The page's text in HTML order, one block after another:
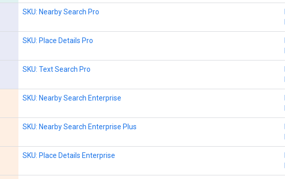
SKU: Nearby Search Pro
SKU: Place Details Pro
SKU: Text Search Pro
SKU: Nearby Search Enterprise
SKU: Nearby Search Enterprise Plus
SKU: Place Details Enterprise